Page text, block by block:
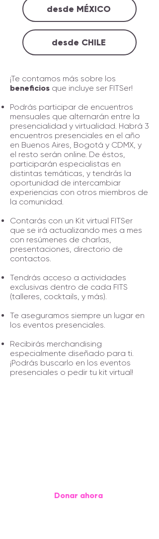
desde MÉXICO
desde CHILE
¡Te contamos más sobre los
beneficios que incluye ser FITSer!
Podrás participar de encuentros
mensuales que alternarán entre la
presencialidad y virtualidad. Habrá 3
encuentros presenciales en el año
en Buenos Aires, Bogotá y CDMX, y
el resto serán online. De éstos,
participarán especialistas en
distintas temáticas, y tendrás la
oportunidad de intercambiar
experiencias con otros miembros de
la comunidad.
Contarás con un Kit virtual FITSer
que se irá actualizando mes a mes
con resúmenes de charlas,
presentaciones, directorio de
contactos.
Tendrás acceso a actividades
exclusivas dentro de cada FITS
(talleres, cocktails, y más).
Te aseguramos siempre un lugar en
los eventos presenciales.
Recibirás merchandising
especialmente diseñado para ti.
¡Podrás buscarlo en los eventos
presenciales o pedir tu kit virtual!
Donar ahora